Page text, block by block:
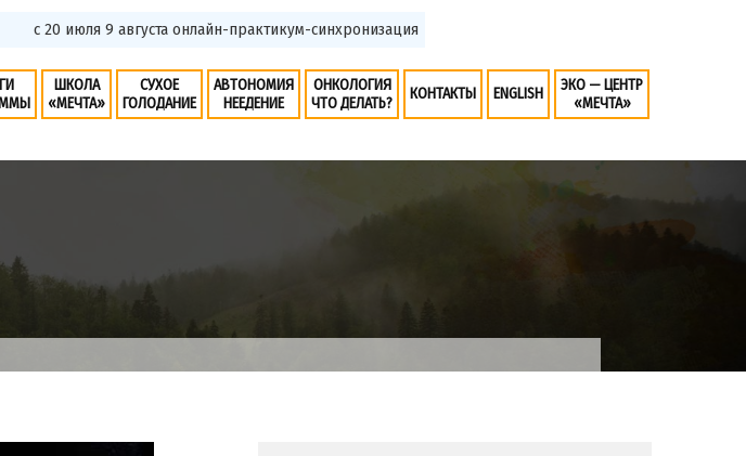
с 20 июля 9 августа онлайн-практикум-синхронизация
ШКОЛА
«МЕЧТА»
СУХОЕ
ГОЛОДАНИЕ
АВТОНОМИЯ
НЕЕДЕНИЕ
ОНКОЛОГИЯ
ЧТО ДЕЛАТЬ?
КОНТАКТЫ ENGLISH
ЭКО — ЦЕНТР
«МЕЧТА»